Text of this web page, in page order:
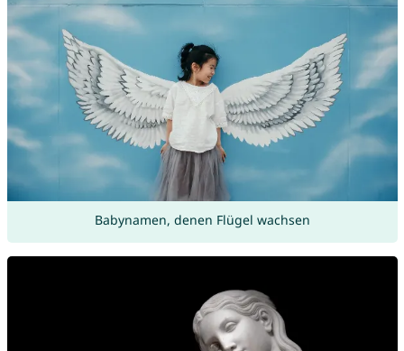
Babynamen, denen Flügel wachsen